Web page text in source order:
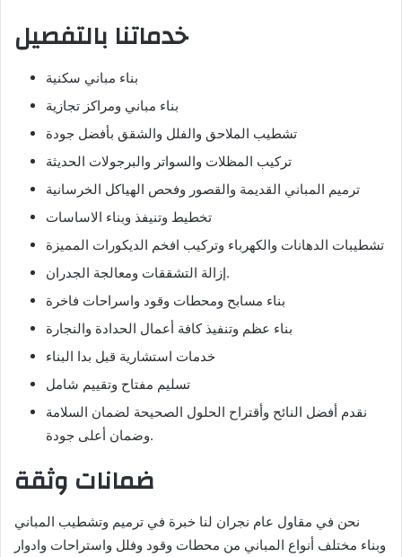
خدماتنا بالتفصيل
بناء مباني سكنية
بناء مباني ومراكز تجازية
تشطيب الملاحق والفلل والشقق بأفضل جودة
تركيب المظلات والسواتر والبرجولات الحديثة
ترميم المباني القديمة والقصور وفحص الهياكل الخرسانية
تخطيط وتنيفذ وبناء الاساسات
تشطيبات الدهانات والكهرباء وتركيب افخم الديكورات المميزة
إزالة التشققات ومعالجة الجدران.
بناء مسابح ومحطات وقود واسراحات فاخرة
بناء عظم وتنفيذ كافة أعمال الحدادة والنجارة
خدمات استشارية قبل بدا البناء
تسليم مفتاح وتقييم شامل
نقدم أفضل النائح وأقتراح الحلول الصحيحة لضمان السلامة
وضمان أعلى جودة.
ضمانات وثقة
نحن في مقاول عام نجران لنا خبرة في ترميم وتشطيب المباني
وبناء مختلف أنواع المباني من محطات وقود وفلل واستراحات وادوار